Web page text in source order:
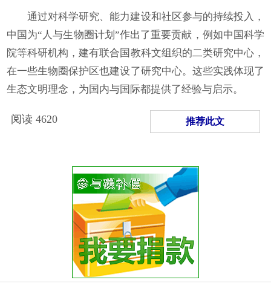
通过对科学研究、能力建设和社区参与的持续投入，
中国为“人与生物圈计划”作出了重要贡献，例如中国科学
院等科研机构，建有联合国教科文组织的二类研究中心，
在一些生物圈保护区也建设了研究中心。这些实践体现了
生态文明理念，为国内与国际都提供了经验与启示。
阅读 4620 推荐此文